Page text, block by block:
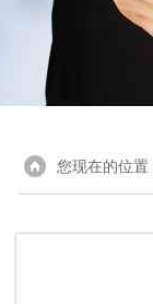
您现在的位置